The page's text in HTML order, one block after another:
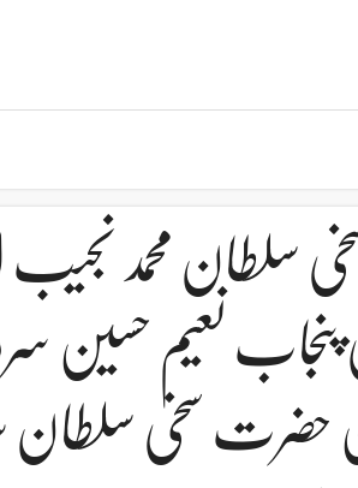
سلطان محمد نجیب
پنجاب نعیم
حضرت سخی سلطان